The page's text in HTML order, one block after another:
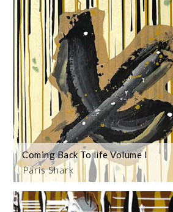
Paris Shark
Coming Back To life Volume I